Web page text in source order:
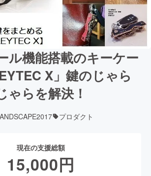
ル機能搭載のキーケー
X」鍵のじゃら
ゃらを解決！
プロダクト
現在の支援総額
15,000円